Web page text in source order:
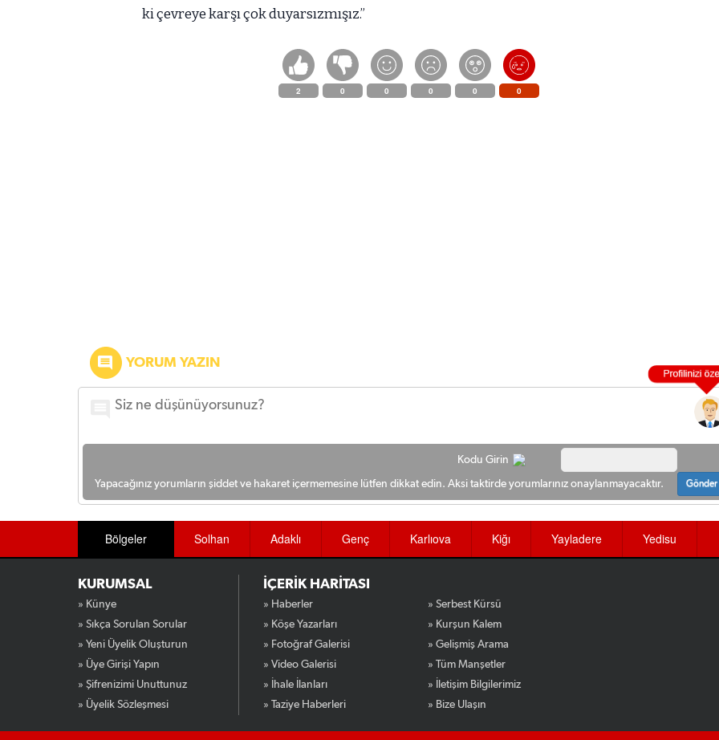
ki çevreye karşı çok duyarsızmışız.”
2 0 0 0 0 0
YORUM YAZIN
Kodu Girin
Yapacağınız yorumların şiddet ve hakaret içermemesine lütfen dikkat edin. Aksi taktirde yorumlarınız onaylanmayacaktır. Gönder
Bölgeler Solhan Adaklı Genç Karlıova Kiğı Yayladere Yedisu
KURUMSAL
» Künye
» Sıkça Sorulan Sorular
» Yeni Üyelik Oluşturun
» Üye Girişi Yapın
» Şifrenizimi Unuttunuz
» Üyelik Sözleşmesi
İÇERİK HARİTASI
» Haberler
» Köşe Yazarları
» Fotoğraf Galerisi
» Video Galerisi
» İhale İlanları
» Taziye Haberleri
» Serbest Kürsü
» Kurşun Kalem
» Gelişmiş Arama
» Tüm Manşetler
» İletişim Bilgilerimiz
» Bize Ulaşın